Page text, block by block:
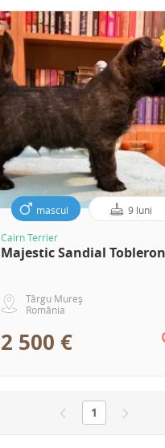
mascul 9 luni
Cairn Terrier
Majestic Sandial
Târgu Mureș
România
2 500 €
1